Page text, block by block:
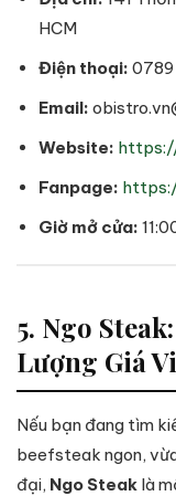
HCM
Điện thoại: 0789
Email:
Website:
Fanpage:
Giờ mở cửa:
5. Ngo
Lượng Giá
Nếu bạn đang tìm
beefsteak ngon,
đại, Ngo Steak là